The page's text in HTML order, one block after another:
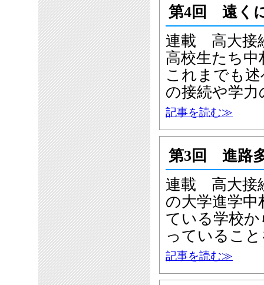
第4回 遠く
連載 高大接
高校生たち
これまでも
の接続や学
記事を読む≫
第3回 進路
連載 高大接
の大学進学
ている学校
っているこ
記事を読む≫